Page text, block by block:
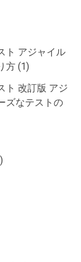
ト アジャイル
方 (1)
ト 改訂版 アジ
ズなテストの